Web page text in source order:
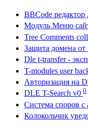
BBCode
Модуль Меню
Tree Comments
Защита домена
Dle t-transfer -
T-modules user
Авторизация на
DLE T-Search v0 0
Система споров
Колокольчик